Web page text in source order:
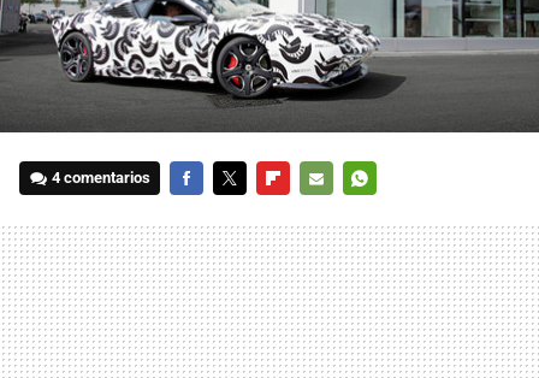
4 comentarios
MAIL